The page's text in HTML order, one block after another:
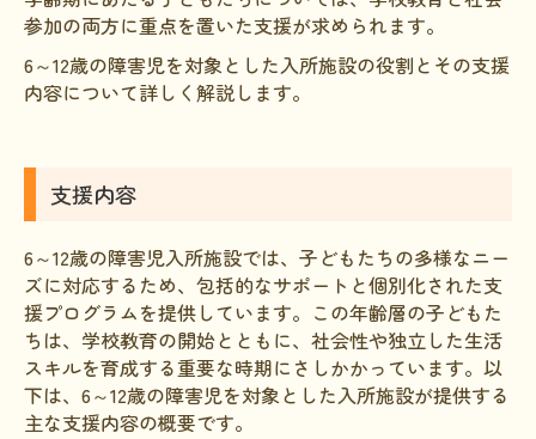
子どもに関するコラム
生活に関するコラム
難病の日
病気と生きる広場
インタビュー一覧
医療従事者へのインタビュー
患者さんとご家族へのインタビュー
参加の両方に重点を置いた支援が求められます。
6～12歳の障害児を対象とした入所施設の役割とその支援
内容について詳しく解説します。
支援内容
6～12歳の障害児入所施設では、子どもたちの多様なニー
ズに対応するため、包括的なサポートと個別化された支
援プログラムを提供しています。この年齢層の子どもた
ちは、学校教育の開始とともに、社会性や独立した生活
スキルを育成する重要な時期にさしかかっています。以
下は、6～12歳の障害児を対象とした入所施設が提供する
主な支援内容の概要です。